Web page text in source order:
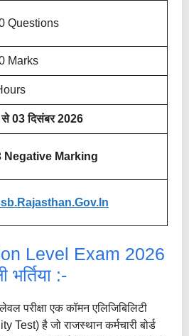
Questions
Marks
03 दिसंबर 2026
Negative Marking
Level Exam 2026
भर्तिया :-
परीक्षा एक कॉमन एलिजिबिलिटी
है जो राजस्थान कर्मचारी बोर्ड